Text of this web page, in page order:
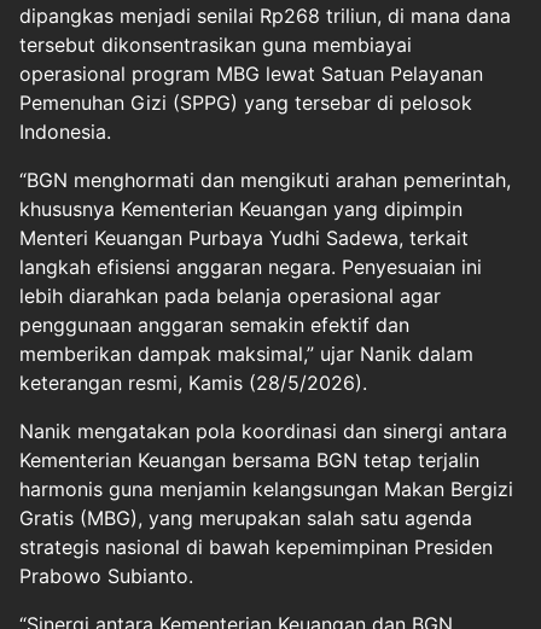
dipangkas menjadi senilai Rp268 triliun, di mana dana
tersebut dikonsentrasikan guna membiayai
operasional program MBG lewat Satuan Pelayanan
Pemenuhan Gizi (SPPG) yang tersebar di pelosok
Indonesia.
“BGN menghormati dan mengikuti arahan pemerintah,
khususnya Kementerian Keuangan yang dipimpin
Menteri Keuangan Purbaya Yudhi Sadewa, terkait
langkah efisiensi anggaran negara. Penyesuaian ini
lebih diarahkan pada belanja operasional agar
penggunaan anggaran semakin efektif dan
memberikan dampak maksimal,” ujar Nanik dalam
keterangan resmi, Kamis (28/5/2026).
Nanik mengatakan pola koordinasi dan sinergi antara
Kementerian Keuangan bersama BGN tetap terjalin
harmonis guna menjamin kelangsungan Makan Bergizi
Gratis (MBG), yang merupakan salah satu agenda
strategis nasional di bawah kepemimpinan Presiden
Prabowo Subianto.
“Sinergi antara Kementerian Keuangan dan BGN